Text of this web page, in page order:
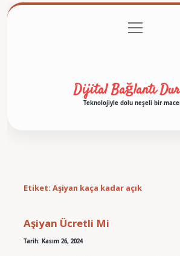
Gizlilik Politikası
menüyü
aç
Dijital Bağlantı
Teknolojiyle dolu neşeli bir
Etiket: Aşiyan kaça kadar açık
Aşiyan Ücretli Mi
Tarih: Kasım 26, 2024